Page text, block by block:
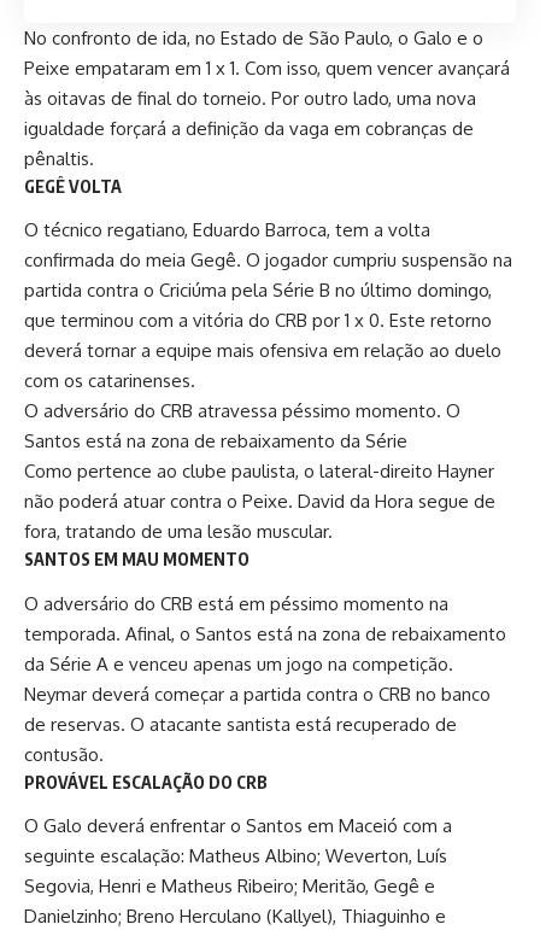
No confronto de ida, no Estado de São Paulo, o Galo e o
Peixe empataram em 1 x 1. Com isso, quem vencer avançará
às oitavas de final do torneio. Por outro lado, uma nova
igualdade forçará a definição da vaga em cobranças de
pênaltis.
GEGÊ VOLTA
O técnico regatiano, Eduardo Barroca, tem a volta
confirmada do meia Gegê. O jogador cumpriu suspensão na
partida contra o Criciúma pela Série B no último domingo,
que terminou com a vitória do CRB por 1 x 0. Este retorno
deverá tornar a equipe mais ofensiva em relação ao duelo
com os catarinenses.
O adversário do CRB atravessa péssimo momento. O
Santos está na zona de rebaixamento da Série
Como pertence ao clube paulista, o lateral-direito Hayner
não poderá atuar contra o Peixe. David da Hora segue de
fora, tratando de uma lesão muscular.
SANTOS EM MAU MOMENTO
O adversário do CRB está em péssimo momento na
temporada. Afinal, o Santos está na zona de rebaixamento
da Série A e venceu apenas um jogo na competição.
Neymar deverá começar a partida contra o CRB no banco
de reservas. O atacante santista está recuperado de
contusão.
PROVÁVEL ESCALAÇÃO DO CRB
O Galo deverá enfrentar o Santos em Maceió com a
seguinte escalação: Matheus Albino; Weverton, Luís
Segovia, Henri e Matheus Ribeiro; Meritão, Gegê e
Danielzinho; Breno Herculano (Kallyel), Thiaguinho e